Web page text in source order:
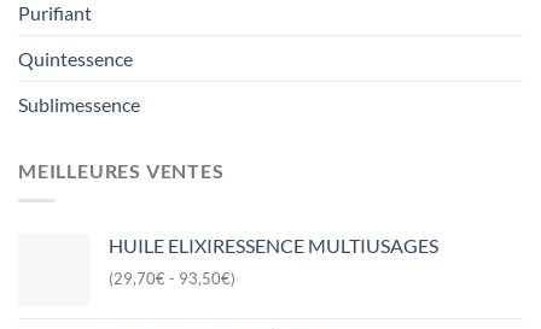
Purifiant
Quintessence
Sublimessence
MEILLEURES VENTES
HUILE ELIXIRESSENCE MULTIUSAGES
(29,70€ - 93,50€)